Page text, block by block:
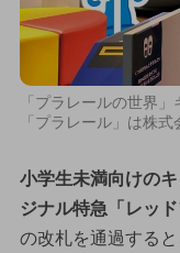
「プラレールの世界
「プラレール」は株
小学生未満向けの
ジナル特急「レッ
の改札を通過する